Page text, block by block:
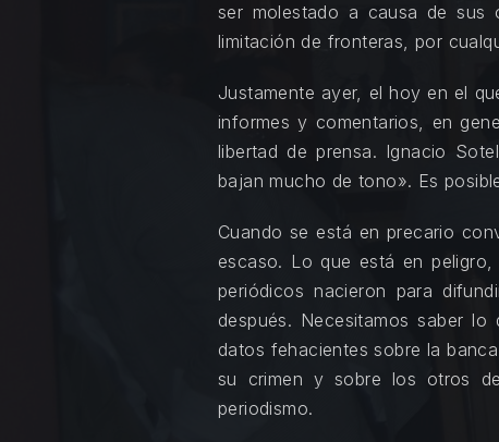
ser molestado a causa de sus
limitación de fronteras, por
Justamente ayer, el hoy en el
informes y comentarios, en
libertad de prensa. Ignacio
bajan mucho de tono». Es
Cuando se está en precario
escaso. Lo que está en
periódicos nacieron para
después. Necesitamos saber
datos fehacientes sobre la
su crimen y sobre los otros
periodismo.